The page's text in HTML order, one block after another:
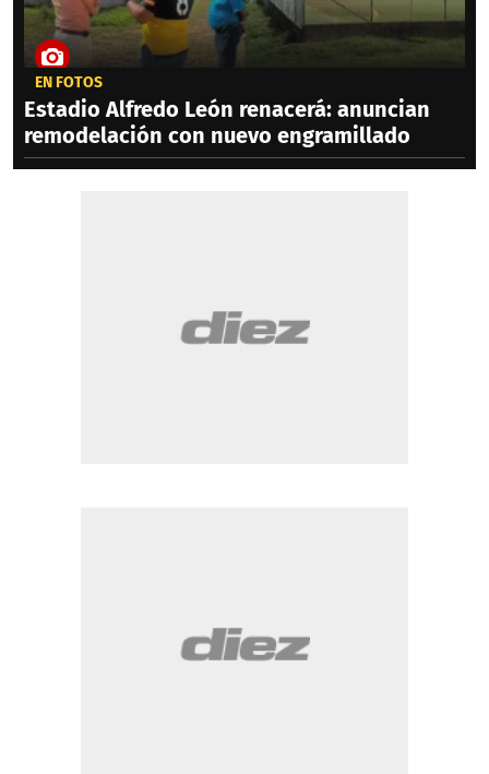
EN FOTOS
Estadio Alfredo León renacerá: anuncian
remodelación con nuevo engramillado